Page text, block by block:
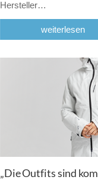
Hersteller…
weiterlesen
„Die Outfits sind